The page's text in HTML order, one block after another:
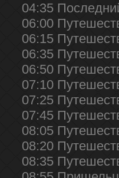
04:35
06:00
06:15
06:35
06:50
07:10
07:25
07:45
08:05
08:20
08:35